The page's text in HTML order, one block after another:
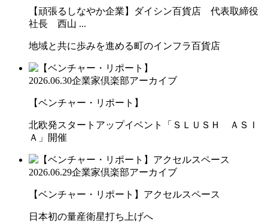
【頑張るしなやか企業】ダイシン百貨店 代表取締役
社長 西山 ...
地域と共に歩みを進める町のインフラ百貨店
2026.06.30企業家倶楽部アーカイブ
【ベンチャー・リポート】
北欧発スタートアップイベント「ＳＬＵＳＨ ＡＳＩ
Ａ」開催
2026.06.29企業家倶楽部アーカイブ
【ベンチャー・リポート】アクセルスペース
日本初の量産衛星打ち上げへ